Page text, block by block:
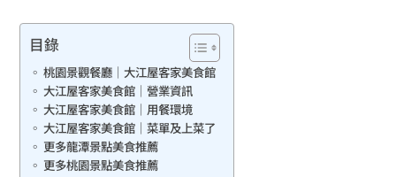
目錄
桃園景觀餐廳｜大江屋客家美食館
大江屋客家美食館｜營業資訊
大江屋客家美食館｜用餐環境
大江屋客家美食館｜菜單及上菜了
更多龍潭景點美食推薦
更多桃園景點美食推薦